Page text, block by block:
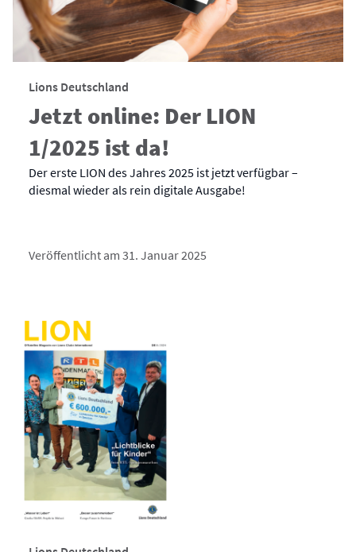
Lions Deutschland
Jetzt online: Der LION
1/2025 ist da!
Der erste LION des Jahres 2025 ist jetzt verfügbar –
diesmal wieder als rein digitale Ausgabe!
Veröffentlicht am 31. Januar 2025